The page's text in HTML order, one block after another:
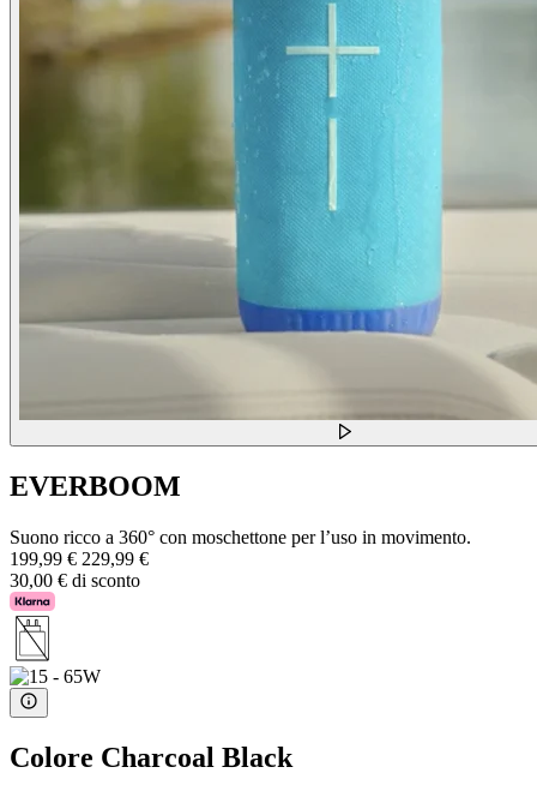
EVERBOOM
Suono ricco a 360° con moschettone per l’uso in movimento.
199,99 € 229,99 €
30,00 € di sconto
Colore Charcoal Black